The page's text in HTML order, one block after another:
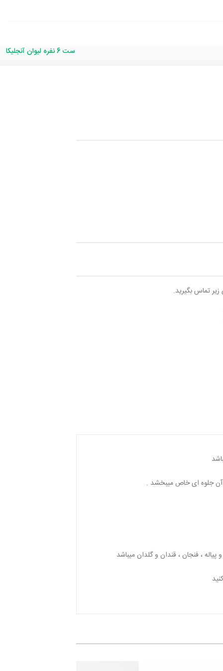
ست 6 نفره لیوان آنجلیکا
زیر تماس بگیرید.
آن جلوه ای خاص میبخشد .
، فنجان ، قندان و گلدان میباشد